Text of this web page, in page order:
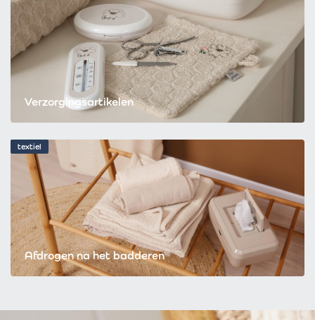
Verzorgingsartikelen
textiel
Afdrogen na het badderen